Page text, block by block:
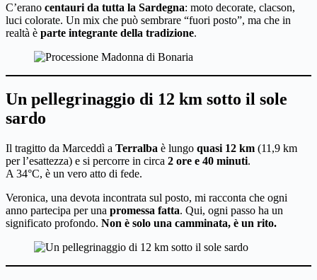
C’erano centauri da tutta la Sardegna: moto decorate, clacson,
luci colorate. Un mix che può sembrare “fuori posto”, ma che in
realtà è parte integrante della tradizione.
Un pellegrinaggio di 12 km sotto il sole
sardo
Il tragitto da Marceddì a Terralba è lungo quasi 12 km (11,9 km
per l’esattezza) e si percorre in circa 2 ore e 40 minuti.
A 34°C, è un vero atto di fede.
Veronica, una devota incontrata sul posto, mi racconta che ogni
anno partecipa per una promessa fatta. Qui, ogni passo ha un
significato profondo. Non è solo una camminata, è un rito.